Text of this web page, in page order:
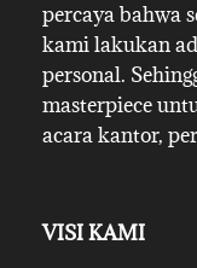
percaya bahwa
kami lakukan
personal.
masterpiece
acara kantor,
VISI KAMI